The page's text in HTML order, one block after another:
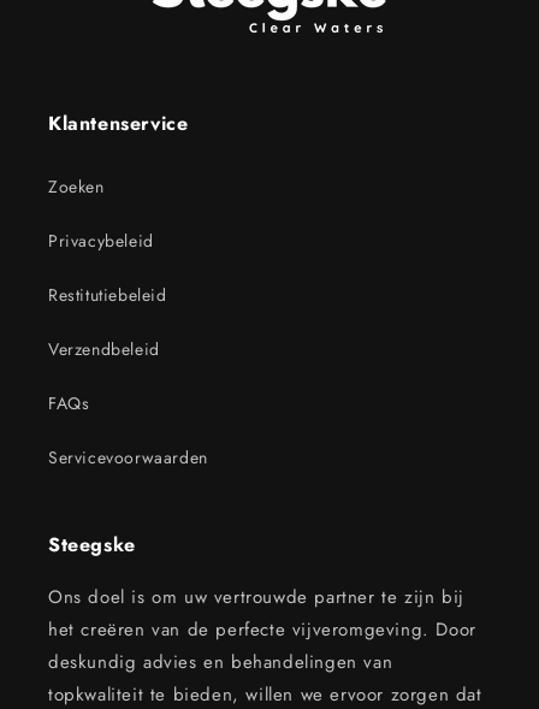
Klantenservice
Zoeken
Privacybeleid
Restitutiebeleid
Verzendbeleid
FAQs
Servicevoorwaarden
Steegske
Ons doel is om uw vertrouwde partner te zijn bij
het creëren van de perfecte vijveromgeving. Door
deskundig advies en behandelingen van
topkwaliteit te bieden, willen we ervoor zorgen dat